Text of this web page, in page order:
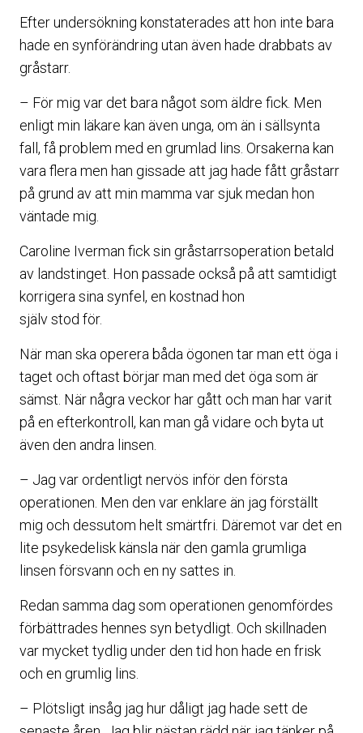
Efter undersökning konstaterades att hon inte bara
hade en synförändring utan även hade drabbats av
gråstarr.
– För mig var det bara något som äldre fick. Men
enligt min läkare kan även unga, om än i sällsynta
fall, få problem med en grumlad lins. Orsakerna kan
vara flera men han gissade att jag hade fått gråstarr
på grund av att min mamma var sjuk medan hon
väntade mig.
Caroline Iverman fick sin gråstarrsoperation betald
av landstinget. Hon passade också på att samtidigt
korrigera sina synfel, en kostnad hon
själv stod för.
När man ska operera båda ögonen tar man ett öga i
taget och oftast börjar man med det öga som är
sämst. När några veckor har gått och man har varit
på en efterkontroll, kan man gå vidare och byta ut
även den andra linsen.
– Jag var ordentligt nervös inför den första
operationen. Men den var enklare än jag förställt
mig och dessutom helt smärtfri. Däremot var det en
lite psykedelisk känsla när den gamla grumliga
linsen försvann och en ny sattes in.
Redan samma dag som operationen genomfördes
förbättrades hennes syn betydligt. Och skillnaden
var mycket tydlig under den tid hon hade en frisk
och en grumlig lins.
– Plötsligt insåg jag hur dåligt jag hade sett de